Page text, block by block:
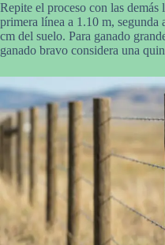
Repite el proceso con las
primera línea a 1.10 m, segunda
cm del suelo. Para ganado
ganado bravo considera una